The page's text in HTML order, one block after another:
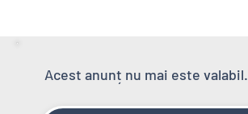
Acest anunț nu mai este valabil.